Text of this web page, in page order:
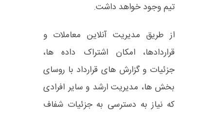
تیم وجود خواهد داشت.
از طریق مدیریت آنلاین معاملات و
قراردادها، امکان اشتراک داده ها،
جزئیات و گزارش های قرارداد با روسای
بخش ها، مدیریت ارشد و سایر افرادی
که نیاز به دسترسی به جزئیات شفاف